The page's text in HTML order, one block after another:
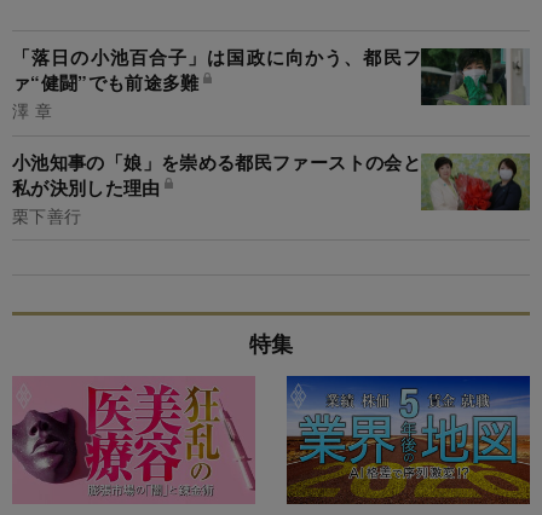
「落日の小池百合子」は国政に向かう、都民フ
ァ“健闘”でも前途多難
澤 章
小池知事の「娘」を崇める都民ファーストの会と
私が決別した理由
栗下善行
特集